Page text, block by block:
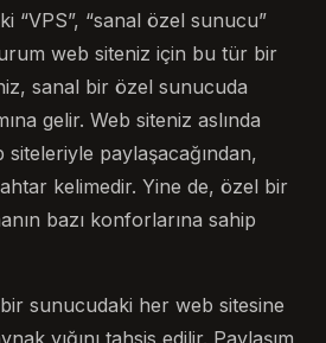
“VPS”, “sanal özel sunucu”
web siteniz için bu tür bir
sanal bir özel sunucuda
gelir. Web siteniz aslında
paylaşacağından,
kelimedir. Yine de, özel bir
bazı konforlarına sahip
sunucudaki her web sitesine